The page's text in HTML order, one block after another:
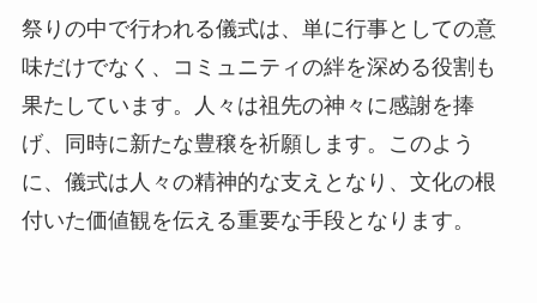
味だけでなく、コミュニティの絆を深める役割も
果たしています。人々は祖先の神々に感謝を捧
げ、同時に新たな豊穣を祈願します。このよう
に、儀式は人々の精神的な支えとなり、文化の根
付いた価値観を伝える重要な手段となります。